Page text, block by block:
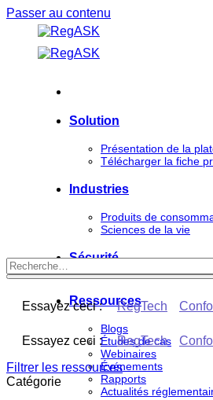
Passer au contenu
Solution
Présentation de la
Télécharger la fiche
Industries
Produits de
Sciences de la vie
Sécurité
Ressources
Blogs
Études de cas
Webinaires
Événements
Rapports
Actualités
Essayez ceci : RegTech
Essayez ceci : RegTech
Filtrer les ressources
Catégorie